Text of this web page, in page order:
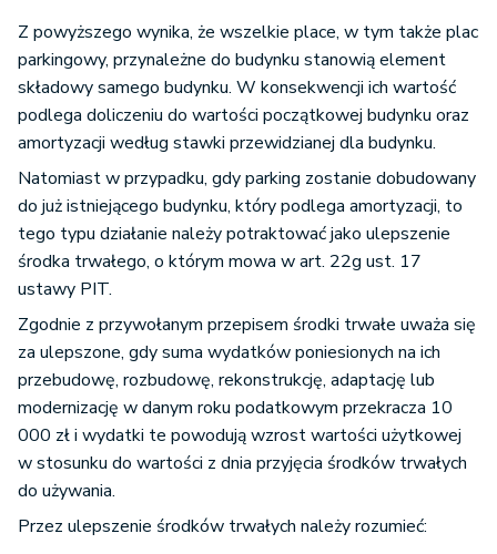
Z powyższego wynika, że wszelkie place, w tym także plac
parkingowy, przynależne do budynku stanowią element
składowy samego budynku. W konsekwencji ich wartość
podlega doliczeniu do wartości początkowej budynku oraz
amortyzacji według stawki przewidzianej dla budynku.
Natomiast w przypadku, gdy parking zostanie dobudowany
do już istniejącego budynku, który podlega amortyzacji, to
tego typu działanie należy potraktować jako ulepszenie
środka trwałego, o którym mowa w art. 22g ust. 17
ustawy PIT.
Zgodnie z przywołanym przepisem środki trwałe uważa się
za ulepszone, gdy suma wydatków poniesionych na ich
przebudowę, rozbudowę, rekonstrukcję, adaptację lub
modernizację w danym roku podatkowym przekracza 10
000 zł i wydatki te powodują wzrost wartości użytkowej
w stosunku do wartości z dnia przyjęcia środków trwałych
do używania.
Przez ulepszenie środków trwałych należy rozumieć: